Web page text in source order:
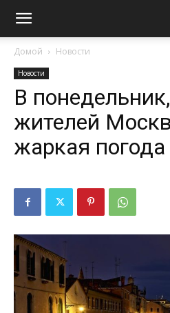
Домой Новости
Новости
В
жителей
жаркая погода